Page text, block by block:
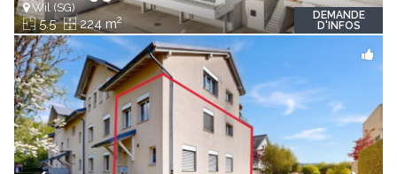
Wil (SG)
5.5 224 m2
DEMANDE
D'INFOS